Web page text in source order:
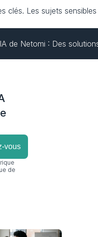
clés. Les sujets
de Netomi : Des
de